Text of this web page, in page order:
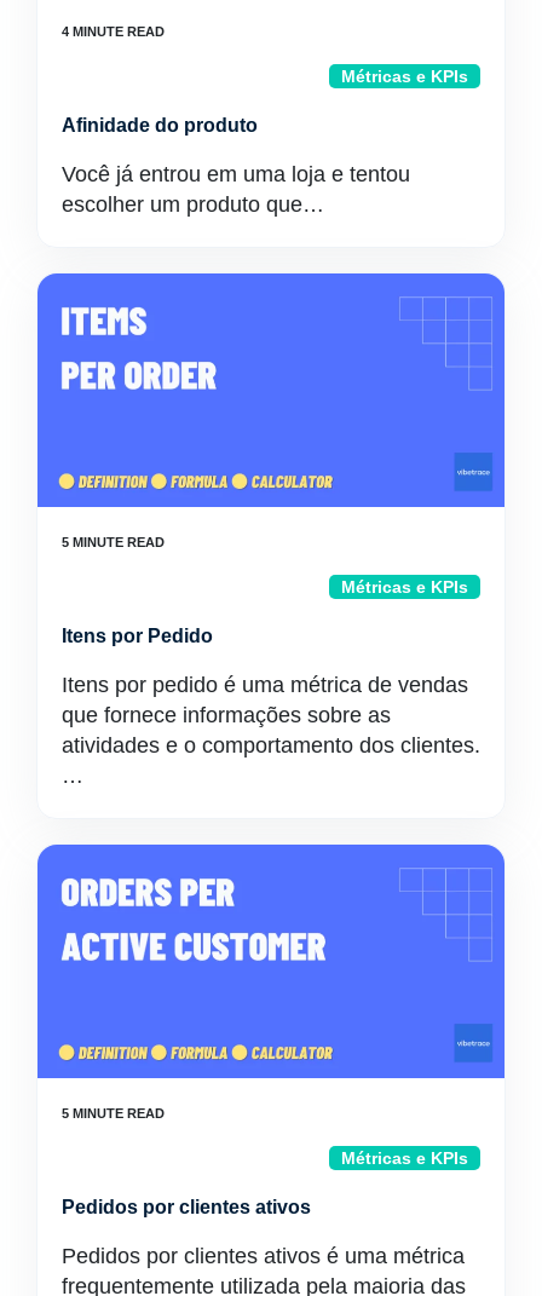
Métricas e KPIs
Afinidade do produto
Você já entrou em uma loja e tentou
escolher um produto que…
Métricas e KPIs
Itens por Pedido
Itens por pedido é uma métrica de vendas
que fornece informações sobre as
atividades e o comportamento dos clientes.
…
Métricas e KPIs
Pedidos por clientes ativos
Pedidos por clientes ativos é uma métrica
frequentemente utilizada pela maioria das